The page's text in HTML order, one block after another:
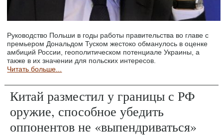
Руководство Польши в годы работы правительства во главе с
премьером Дональдом Туском жестоко обманулось в оценке
амбиций России, геополитическом потенциале Украины, а
также в их значении для польских интересов.
Читать больше...
Китай разместил у границы с РФ
оружие, способное убедить
оппонентов не «выпендриваться»